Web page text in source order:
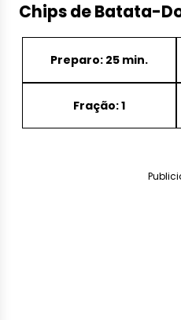
Chips de Batata-
Preparo: 25 min.
Fração: 1